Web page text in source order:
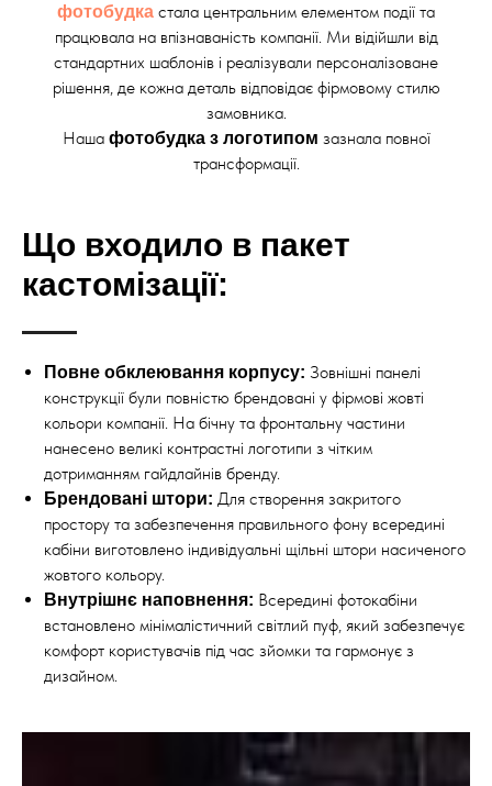
фотобудка стала центральним елементом події та
працювала на впізнаваність компанії. Ми відійшли від
стандартних шаблонів і реалізували персоналізоване
рішення, де кожна деталь відповідає фірмовому стилю
замовника.
Наша фотобудка з логотипом зазнала повної
трансформації.
Що входило в пакет
кастомізації:
Повне обклеювання корпусу: Зовнішні панелі
конструкції були повністю брендовані у фірмові жовті
кольори компанії. На бічну та фронтальну частини
нанесено великі контрастні логотипи з чітким
дотриманням гайдлайнів бренду.
Брендовані штори: Для створення закритого
простору та забезпечення правильного фону всередині
кабіни виготовлено індивідуальні щільні штори насиченого
жовтого кольору.
Внутрішнє наповнення: Всередині фотокабіни
встановлено мінімалістичний світлий пуф, який забезпечує
комфорт користувачів під час зйомки та гармонує з
дизайном.